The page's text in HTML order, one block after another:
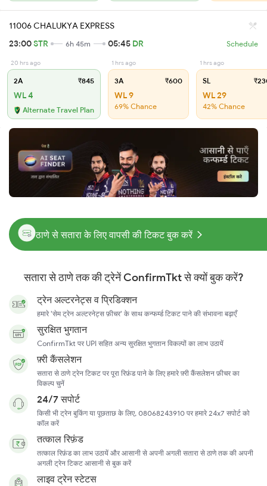
11006 CHALUKYA EXPRESS
23:00STR 6h 45m 05:45 DR Schedule
20 hrs ago
2A ₹845
WL 4
Alternate Travel Plan
1 hrs ago
3A ₹600
WL 9
69% Chance
1 hrs ago
SL
WL 29
42% Chance
ठाणे से सतारा के लिए वापसी की टिकट बुक करें
सतारा से ठाणे तक की ट्रेनें ConfirmTkt से क्यों बुक करें?
ट्रेन अल्टरनेट्स व प्रिडिक्शन
हमारे 'सेम ट्रेन अल्टरनेट्स फ़ीचर' के साथ कन्फर्म्ड टिकट पाने की संभावना बढ़ाएँ
सुरक्षित भुगतान
ConfirmTkt पर UPI सहित अन्य सुरक्षित भुगतान विकल्पों का लाभ उठायें
फ़्री कैंसलेशन
सतारा से ठाणे ट्रेन टिकट पर पूरा रिफ़ंड पाने के लिए हमारे फ़्री कैंसलेशन फ़ीचर का
विकल्प चुनें
24/7 सपोर्ट
किसी भी ट्रेन बुकिंग या पूछताछ के लिए, 08068243910 पर हमारे 24x7 सपोर्ट को
कॉल करें
तत्काल रिफ़ंड
तत्काल रिफ़ंड का लाभ उठायें और आसानी से अपनी अगली सतारा से ठाणे तक की अपनी
अगली ट्रेन टिकट आसानी से बुक करें
लाइव ट्रेन स्टेटस